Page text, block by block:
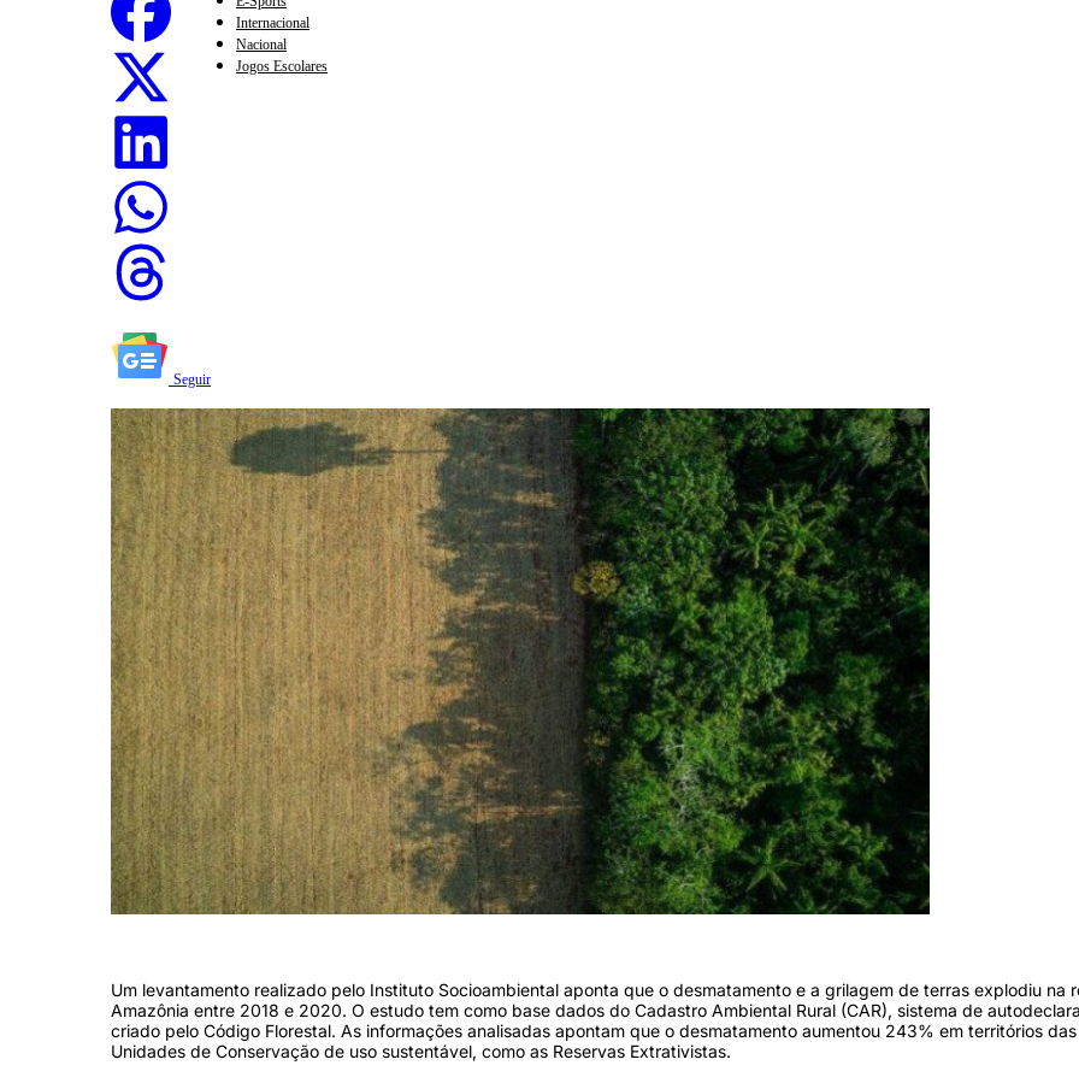
Internacional
Nacional
Jogos Escolares
Seguir
Um levantamento realizado pelo Instituto Socioambiental aponta que o desmatamento e a grilagem de terras explodiu na
Amazônia entre 2018 e 2020. O estudo tem como base dados do Cadastro Ambiental Rural (CAR), sistema de
criado pelo Código Florestal. As informações analisadas apontam que o desmatamento aumentou 243% em territórios das
Unidades de Conservação de uso sustentável, como as Reservas Extrativistas.